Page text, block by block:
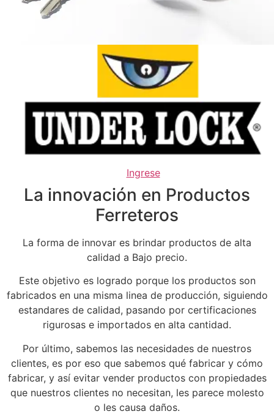
Ingrese
La innovación en Productos
Ferreteros
La forma de innovar es brindar productos de alta
calidad a Bajo precio.
Este objetivo es logrado porque los productos son
fabricados en una misma linea de producción, siguiendo
estandares de calidad, pasando por certificaciones
rigurosas e importados en alta cantidad.
Por último, sabemos las necesidades de nuestros
clientes, es por eso que sabemos qué fabricar y cómo
fabricar, y así evitar vender productos con propiedades
que nuestros clientes no necesitan, les parece molesto
o les causa daños.